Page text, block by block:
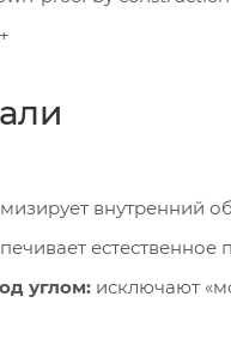
внутренний
углом: исключают